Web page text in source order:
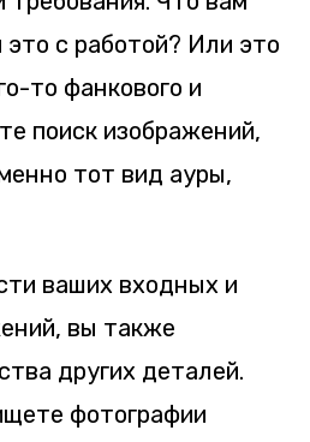
с работой? Или это
то фанкового и
поиск изображений,
тот вид ауры,
ваших входных и
вы также
других деталей.
фотографии